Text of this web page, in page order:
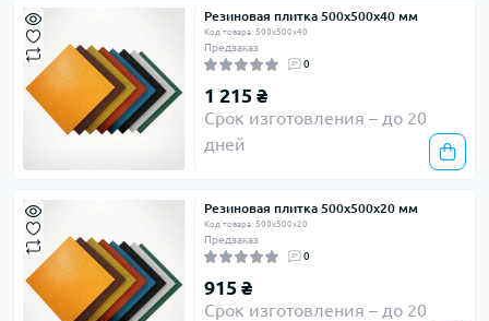
Резиновая плитка 500х500х40 мм
Код товара: 500х500х40
Предзаказ
0
1 215 ₴
Срок изготовления – до 20
дней
Резиновая плитка 500х500х20 мм
Код товара: 500х500х20
Предзаказ
0
915 ₴
Срок изготовления – до 20